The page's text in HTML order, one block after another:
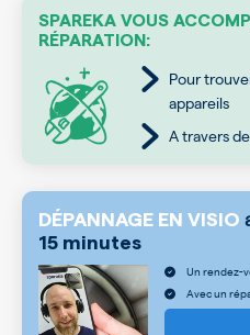
SPAREKA VOUS
RÉPARATION:
Pour
appareils
A travers
DÉPANNAGE EN VISIO
15 minutes
Un rendez-
Avec un